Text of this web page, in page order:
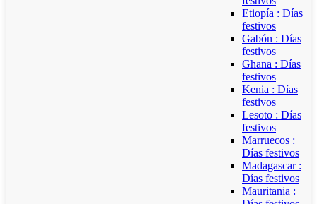
Etiopía : Días
festivos
Gabón : Días
festivos
Ghana : Días
festivos
Kenia : Días
festivos
Lesoto : Días
festivos
Marruecos :
Días festivos
Madagascar :
Días festivos
Mauritania :